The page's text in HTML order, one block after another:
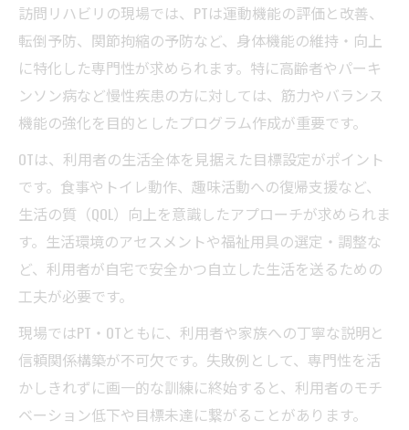
訪問リハビリの現場では、PTは運動機能の評価と改善、
転倒予防、関節拘縮の予防など、身体機能の維持・向上
に特化した専門性が求められます。特に高齢者やパーキ
ンソン病など慢性疾患の方に対しては、筋力やバランス
機能の強化を目的としたプログラム作成が重要です。
OTは、利用者の生活全体を見据えた目標設定がポイント
です。食事やトイレ動作、趣味活動への復帰支援など、
生活の質（QOL）向上を意識したアプローチが求められま
す。生活環境のアセスメントや福祉用具の選定・調整な
ど、利用者が自宅で安全かつ自立した生活を送るための
工夫が必要です。
現場ではPT・OTともに、利用者や家族への丁寧な説明と
信頼関係構築が不可欠です。失敗例として、専門性を活
かしきれずに画一的な訓練に終始すると、利用者のモチ
ベーション低下や目標未達に繋がることがあります。